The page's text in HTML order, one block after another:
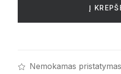
keraminė
Į
Nemokamas